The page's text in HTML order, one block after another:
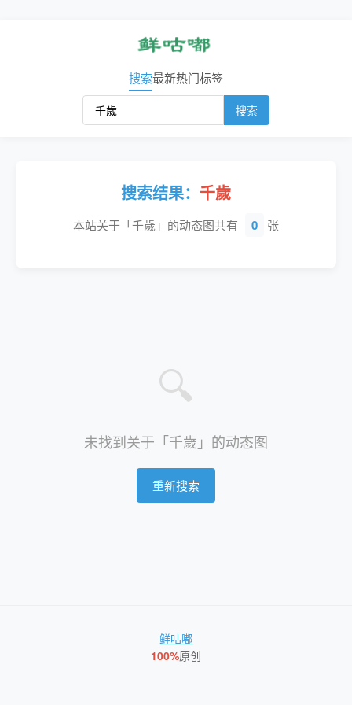
搜索最新热门标签
搜索
搜索结果： 千歲
本站关于「千歲」的动态图共有 0 张
🔍
未找到关于「千歲」的动态图
重新搜索
鲜咕嘟
100%原创